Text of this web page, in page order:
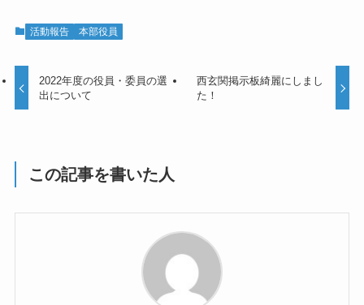
活動報告 本部役員
2022年度の役員・委員の選
出について
西玄関掲示板綺麗にしまし
た！
この記事を書いた人